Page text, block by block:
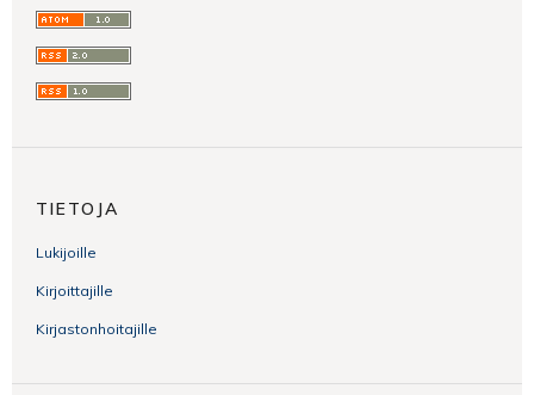
TIETOJA
Lukijoille
Kirjoittajille
Kirjastonhoitajille